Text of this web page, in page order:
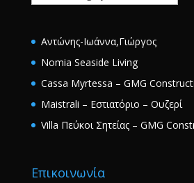
Αντώνης-Ιωάννα,Γιώργος
Nomia Seaside Living
Cassa Myrtessa – GMG
Maistrali – Εστιατόριο – Ουζερί
Villa Πεύκοι Σητείας – GMG
Επικοινωνία